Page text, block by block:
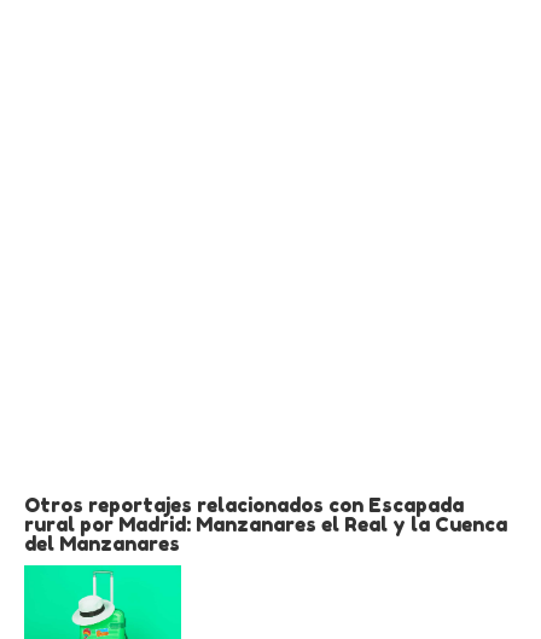
Otros reportajes relacionados con Escapada
rural por Madrid: Manzanares el Real y la Cuenca
del Manzanares